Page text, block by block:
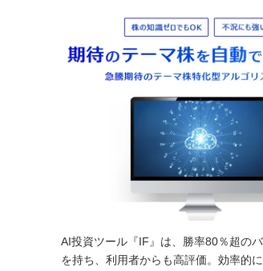
AI投資ツール『IF』は、勝率80％超の
を持ち、利用者からも高評価。効率的